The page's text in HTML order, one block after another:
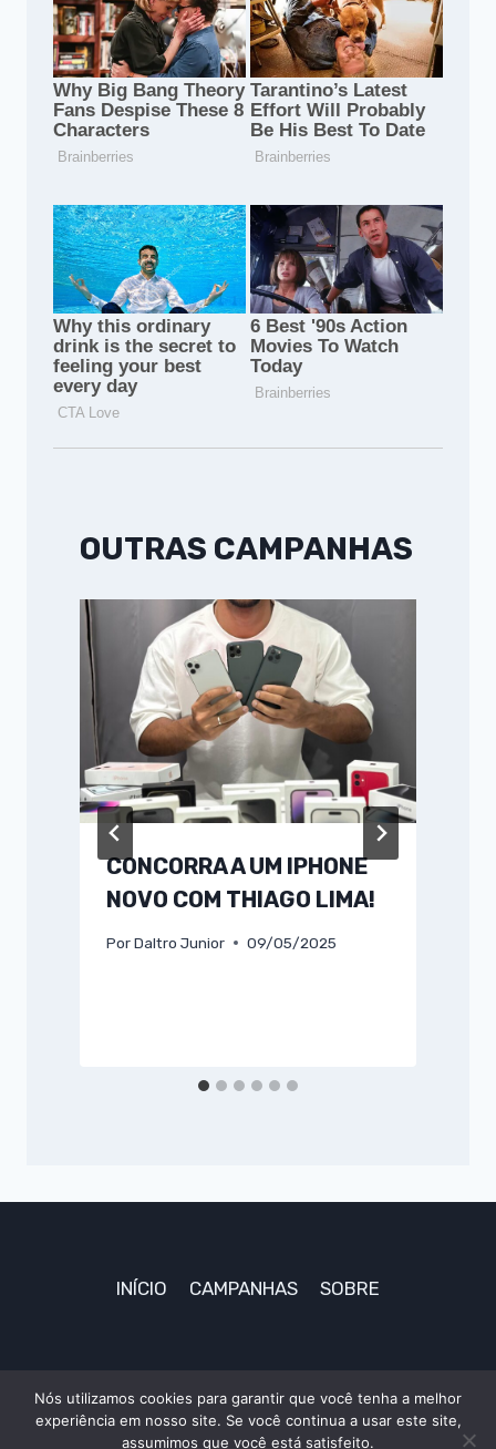
OUTRAS CAMPANHAS
CONCORRA A UM IPHONE
NOVO COM THIAGO LIMA!
PorDaltro Junior 09/05/2025
INÍCIO CAMPANHAS SOBRE
© 2026 TudoAki
Nós utilizamos cookies para garantir que você tenha a melhor
experiência em nosso site. Se você continua a usar este site,
assumimos que você está satisfeito.